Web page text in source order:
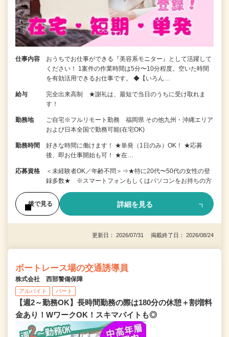
仕事内容
おうちでお仕事ができる『美容系モニター』として活躍して
ください！ 1案件の作業時間は5分〜10分程度。空いた時間
を有効活用できるお仕事です。 ◆【いろん…
給与
完全出来高制 ★謝礼は、最短で当日のうちに受け取れま
す！
勤務地
ご自宅※フルリモート勤務 福岡県 その他九州・沖縄エリア
および日本全国で勤務可能(在宅OK)
勤務時間
好きな時間に働けます！ ★単発（1日のみ）OK！ ★応募
後、即お仕事開始も可！ ★在…
応募資格
＜未経験者OK／年齢不問＞⇒★特に20代〜50代の女性の登
録多数★ ※スマートフォンもしくはパソコンをお持ちの方
後で見る 詳細を見る
更新日： 2026/07/31 掲載終了日： 2026/08/24
ボートレース場の交通誘導員
株式会社 西部警備保障
アルバイト パート
【週2～勤務OK】長時間勤務の際は180分の休憩＋割増料
金あり！WワークOK！スキマバイトも◎